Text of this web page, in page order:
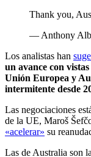
Thank you,
— Anthony
Los analistas han
un avance con
Unión Europea y
intermitente desde
Las negociaciones
de la UE, Maroš
«acelerar» su
Las de Australia son